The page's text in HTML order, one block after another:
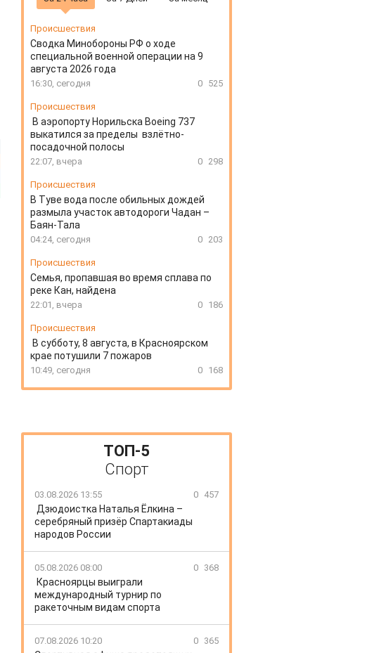
Происшествия
Сводка Минобороны РФ о ходе
специальной военной операции на 9
августа 2026 года
16:30, сегодня 0 525
Происшествия
В аэропорту Норильска Boeing 737
выкатился за пределы взлётно-
посадочной полосы
22:07, вчера 0 298
Происшествия
В Туве вода после обильных дождей
размыла участок автодороги Чадан –
Баян-Тала
04:24, сегодня 0 203
Происшествия
Семья, пропавшая во время сплава по
реке Кан, найдена
22:01, вчера 0 186
Происшествия
В субботу, 8 августа, в Красноярском
крае потушили 7 пожаров
10:49, сегодня 0 168
ТОП-5
Спорт
03.08.2026 13:55 0 457
Дзюдоистка Наталья Ёлкина –
серебряный призёр Спартакиады
народов России
05.08.2026 08:00 0 368
Красноярцы выиграли
международный турнир по
ракеточным видам спорта
07.08.2026 10:20 0 365